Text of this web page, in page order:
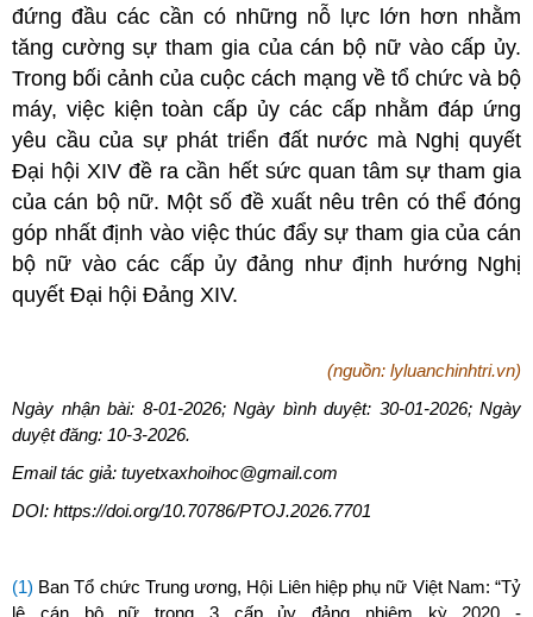
đứng đầu các cần có những nỗ lực lớn hơn nhằm
tăng cường sự tham gia của cán bộ nữ vào cấp ủy.
Trong bối cảnh của cuộc cách mạng về tổ chức và bộ
máy, việc kiện toàn cấp ủy các cấp nhằm đáp ứng
yêu cầu của sự phát triển đất nước mà Nghị quyết
Đại hội XIV đề ra cần hết sức quan tâm sự tham gia
của cán bộ nữ. Một số đề xuất nêu trên có thể đóng
góp nhất định vào việc thúc đẩy sự tham gia của cán
bộ nữ vào các cấp ủy đảng như định hướng Nghị
quyết Đại hội Đảng XIV.
(nguồn: lyluanchinhtri.vn)
Ngày nhận bài: 8-01-2026; Ngày bình duyệt: 30-01-2026; Ngày
duyệt đăng: 10-3-2026.
Email tác giả: tuyetxaxhoihoc@gmail.com
DOI: https://doi.org/10.70786/PTOJ.2026.7701
(1) Ban Tổ chức Trung ương, Hội Liên hiệp phụ nữ Việt Nam: “Tỷ
lệ cán bộ nữ trong 3 cấp ủy đảng nhiệm kỳ 2020 -